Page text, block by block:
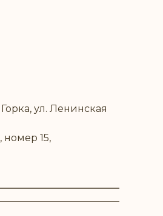
ул. Ленинская
номер 15,